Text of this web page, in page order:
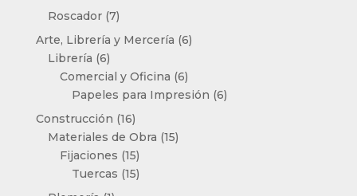
Roscador 77
productos
Arte, Librería y Mercería 66
Librería 66
productos
Comercial y Oficina 66
productos
Papeles para Impresión 66
Construcción 1616
productos
Materiales de Obra 1515
Fijaciones 1515
productos
Tuercas 1515